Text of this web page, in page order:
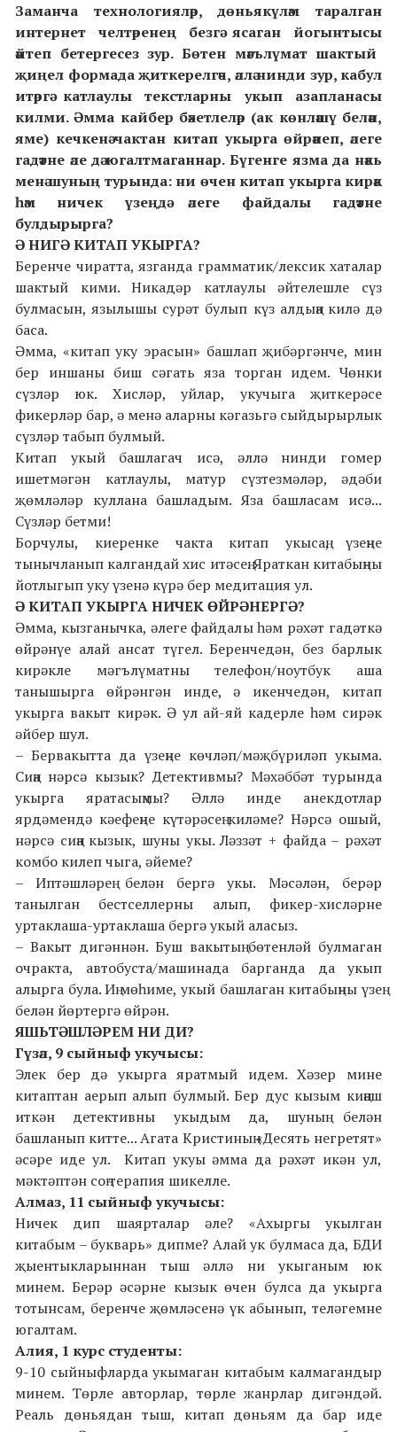
Заманча технологияләр, дөньякүләм таралган
интернет челтәренең безгә ясаган йогынтысы
әйтеп бетергесеззур. Бөтен мәгълүматшактый
җиңел формада җиткерелгәч, әллә нинди зур, кабул
итәргә катлаулы текстларны укып азапланасы
килми. Әмма кайбер бәхетлеләр (ак көнләшү белән,
яме) кечкенә чактан китап укырга өйрәнеп, әлеге
гадәтне әле дә югалтмаганнар. Бүгенге язма да нәкь
менә шуның турында: ни өчен китап укырга кирәк
һәм ничек үзеңдә әлеге файдалы гадәтне
булдырырга?
Ә НИГӘ КИТАП УКЫРГА?
Беренче чиратта, язганда грамматик/лексик хаталар
шактый кими. Никадәр катлаулы әйтелешле сүз
булмасын, язылышы сурәт булып күз алдыңа килә дә
баса.
Әмма, «китап уку эрасын» башлап җибәргәнче, мин
бер иншаны биш сәгать яза торган идем. Чөнки
сүзләр юк. Хисләр, уйлар, укучыга җиткерәсе
фикерләр бар, ә менә аларны кәгазьгә сыйдырырлык
сүзләр табып булмый.
Китап укый башлагач исә, әллә нинди гомер
ишетмәгән катлаулы, матур сүзтезмәләр, әдәби
җөмләләр куллана башладым. Яза башласам исә...
Сүзләр бетми!
Борчулы, киеренке чакта китап укысаң, үзеңне
тынычланып калгандай хис итәсең. Яраткан китабыңны
йотлыгып уку үзенә күрә бер медитация ул.
Ә КИТАП УКЫРГА НИЧЕК ӨЙРӘНЕРГӘ?
Әмма, кызганычка, әлеге файдалы һәм рәхәт гадәткә
өйрәнүе алай ансат түгел. Беренчедән, без барлык
кирәкле мәгълүматны телефон/ноутбук аша
танышырга өйрәнгән инде, ә икенчедән, китап
укырга вакыт кирәк. Ә ул ай-яй кадерле һәм сирәк
әйбер шул.
– Бервакытта да үзеңне көчләп/мәҗбүриләп укыма.
Сиңа нәрсә кызык? Детективмы? Мәхәббәт турында
укырга яратасыңмы? Әллә инде анекдотлар
ярдәмендә кәефеңне күтәрәсең киләме? Нәрсә ошый,
нәрсә сиңа кызык, шуны укы. Ләззәт + файда – рәхәт
комбо килеп чыга, әйеме?
– Иптәшләрең белән бергә укы. Мәсәлән, берәр
танылган бестселлерны алып, фикер-хисләрне
уртаклаша-уртаклаша бергә укый аласыз.
– Вакыт дигәннән. Буш вакытың бөтенләй булмаган
очракта, автобуста/машинада барганда да укып
алырга була. Иң мөһиме, укый башлаган китабыңны үзең
белән йөртергә өйрән.
ЯШЬТӘШЛӘРЕМ НИ ДИ?
Гүзәл, 9 сыйныф укучысы:
Элек бер дә укырга яратмый идем. Хәзер мине
китаптан аерып алып булмый. Бер дус кызым киңәш
иткән детективны укыдым да, шуның белән
башланып китте... Агата Кристиның «Десять негретят»
әсәре иде ул. Китап укуы әмма да рәхәт икән ул,
мәктәптән соң терапия шикелле.
Алмаз, 11 сыйныф укучысы:
Ничек дип шаярталар әле? «Ахыргы укылган
китабым – букварь» дипме? Алай ук булмаса да, БДИ
җыентыкларыннан тыш әллә ни укыганым юк
минем. Берәр әсәрне кызык өчен булса да укырга
тотынсам, беренче җөмләсенә үк абынып, теләгемне
югалтам.
Алия, 1 курс студенты:
9-10 сыйныфларда укымаган китабым калмагандыр
минем. Төрле авторлар, төрле жанрлар дигәндәй.
Реаль дөньядан тыш, китап дөньям да бар иде